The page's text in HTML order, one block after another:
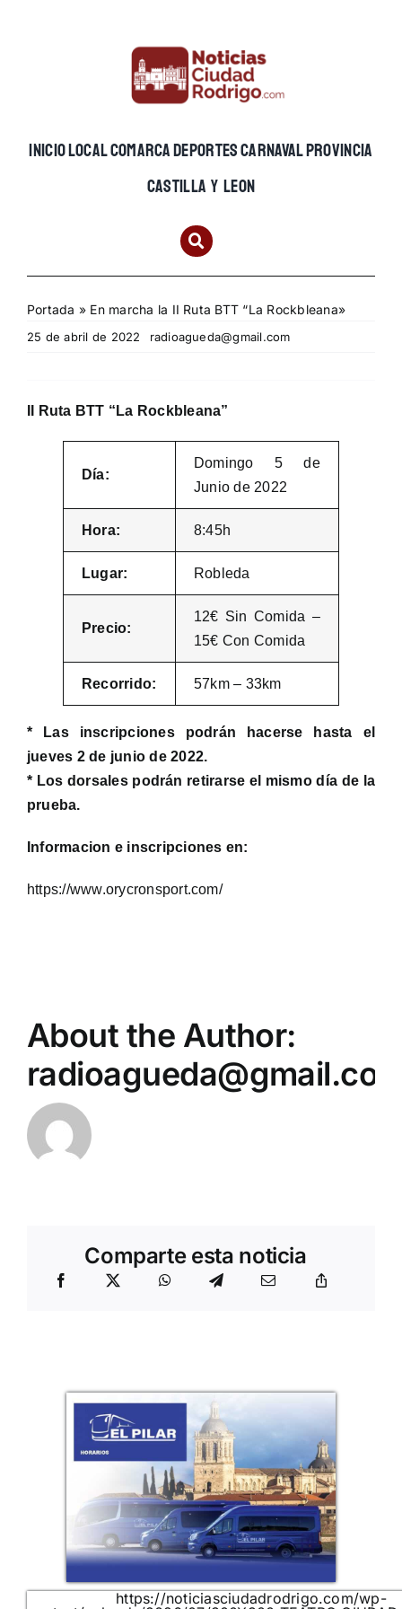
INICIOLOCALCOMARCADEPORTESCARNAVALPROVINCIA
CASTILLA Y LEON
Portada » En marcha la II Ruta BTT “La Rockbleana»
25 de abril de 2022 radioagueda@gmail.com
II Ruta BTT “La Rockbleana”
Día:
Domingo 5 de
Junio de 2022
Hora: 8:45h
Lugar: Robleda
Precio:
12€ Sin Comida –
15€ Con Comida
Recorrido: 57km – 33km
* Las inscripciones podrán hacerse hasta el
jueves 2 de junio de 2022.
* Los dorsales podrán retirarse el mismo día de la
prueba.
Informacion e inscripciones en:
https://www.orycronsport.com/
About the Author:
Comparte esta noticia
https://noticiasciudadrodrigo.com/wp-